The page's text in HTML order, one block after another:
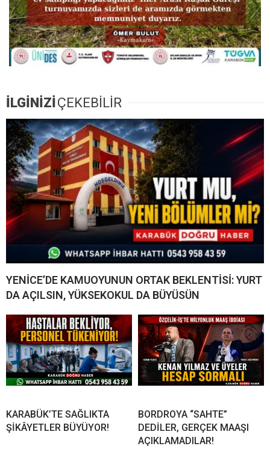
İLGİNİZİÇEKEBİLİR
YENİCE’DE KAMUOYUNUN ORTAK BEKLENTİSİ: YURT
DA AÇILSIN, YÜKSEKOKUL DA BÜYÜSÜN
KARABÜK’TE SAĞLIKTA
ŞİKÂYETLER BÜYÜYOR!
BORDROYA “SAHTE”
DEDİLER, GERÇEK MAAŞI
AÇIKLAMADILAR!